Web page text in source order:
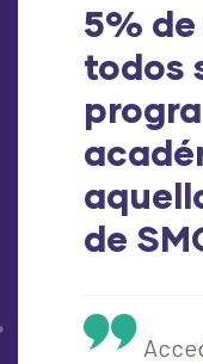
5%
todos
de